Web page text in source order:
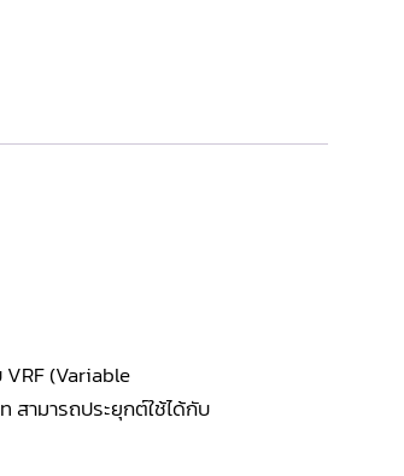
(Variable
ามารถประยุกต์ใช้ได้กับ